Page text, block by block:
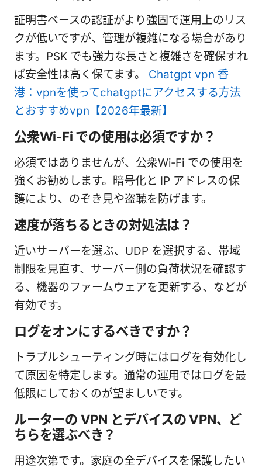
証明書ベースの認証がより強固で運用上のリス
クが低いですが、管理が複雑になる場合があり
ます。PSK でも強力な長さと複雑さを確保すれ
ば安全性は高く保てます。 Chatgpt vpn 香
港：vpnを使ってchatgptにアクセスする方法
とおすすめvpn【2026年最新】
公衆Wi‑Fi での使用は必須ですか？
必須ではありませんが、公衆Wi‑Fi での使用を
強くお勧めします。暗号化と IP アドレスの保
護により、のぞき見や盗聴を防げます。
速度が落ちるときの対処法は？
近いサーバーを選ぶ、UDP を選択する、帯域
制限を見直す、サーバー側の負荷状況を確認す
る、機器のファームウェアを更新する、などが
有効です。
ログをオンにするべきですか？
トラブルシューティング時にはログを有効化し
て原因を特定します。通常の運用ではログを最
低限にしておくのが望ましいです。
ルーターの VPN とデバイスの VPN、ど
ちらを選ぶべき？
用途次第です。家庭の全デバイスを保護したい